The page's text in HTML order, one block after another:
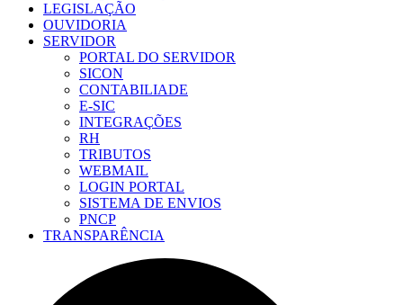
LEGISLAÇÃO
OUVIDORIA
SERVIDOR
PORTAL DO SERVIDOR
SICON
CONTABILIADE
E-SIC
INTEGRAÇÕES
RH
TRIBUTOS
WEBMAIL
LOGIN PORTAL
SISTEMA DE ENVIOS
PNCP
TRANSPARÊNCIA